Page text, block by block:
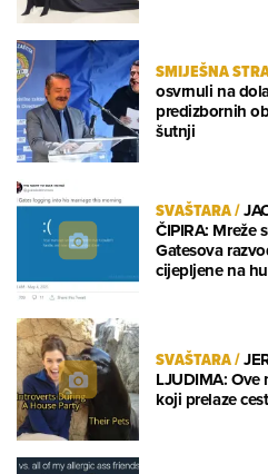
SMIJEŠNA
osvrnuli na
predizbornih
šutnji
SVAŠTARA/
ČIPIRA: Mreže
Gatesova
cijepljene na
SVAŠTARA/
LJUDIMA:
koji prelaze